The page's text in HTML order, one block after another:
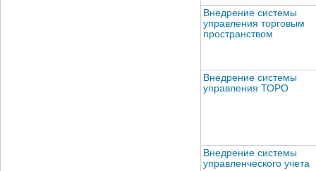
Внедрение системы
управления торговым
пространством
Внедрение системы
управления ТОРО
Внедрение системы
управленческого учета